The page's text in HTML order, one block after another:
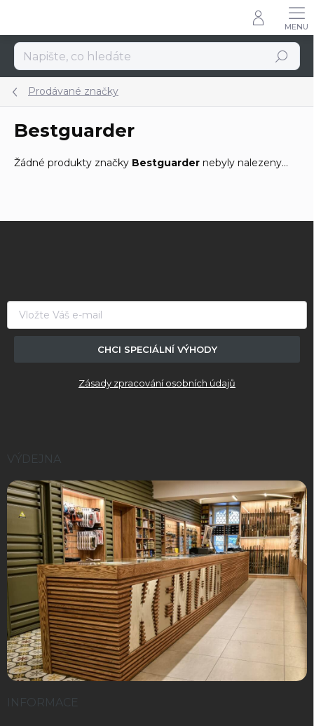
obsah
Hledat
Prodávané značky
Bestguarder
Žádné produkty značky Bestguarder nebyly nalezeny...
CHCI SPECIÁLNÍ VÝHODY
Zásady zpracování osobních údajů
VÝDEJNA
INFORMACE